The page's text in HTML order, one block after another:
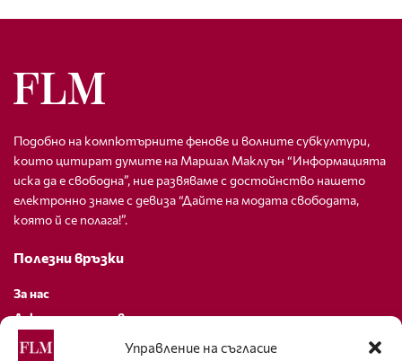
Управление на съгласие
Подобно на компютърните фенове и волните субкултури,
които цитират думите на Маршал Маклуън “Информацията
иска да е свободна”, ние развяваме с достойнство нашето
електронно знаме с девиза “Дайте на модата свободата,
която й се полага!”.
Полезни връзки
За нас
Декларация за поверителност
Политика за бисквитки